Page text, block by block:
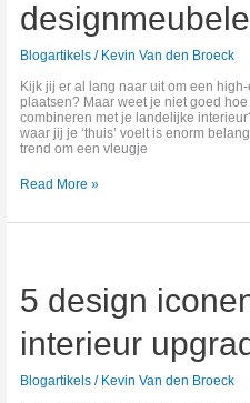
Blogartikels / Kevin Van den Broeck
Kijk jij er al lang naar uit om een
plaatsen? Maar weet je niet goed
combineren met je landelijke
waar jij je ‘thuis’ voelt is enorm
trend om een vleugje
tips
Read More »
5 design
interieur
Blogartikels / Kevin Van den Broeck
die
je
interieur
upgraden